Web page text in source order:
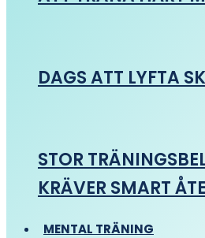
DAGS ATT LYFTA
STOR
KRÄVER SMART
MENTAL TRÄNING